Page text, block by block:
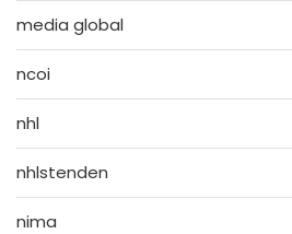
media global
ncoi
nhl
nhlstenden
nima